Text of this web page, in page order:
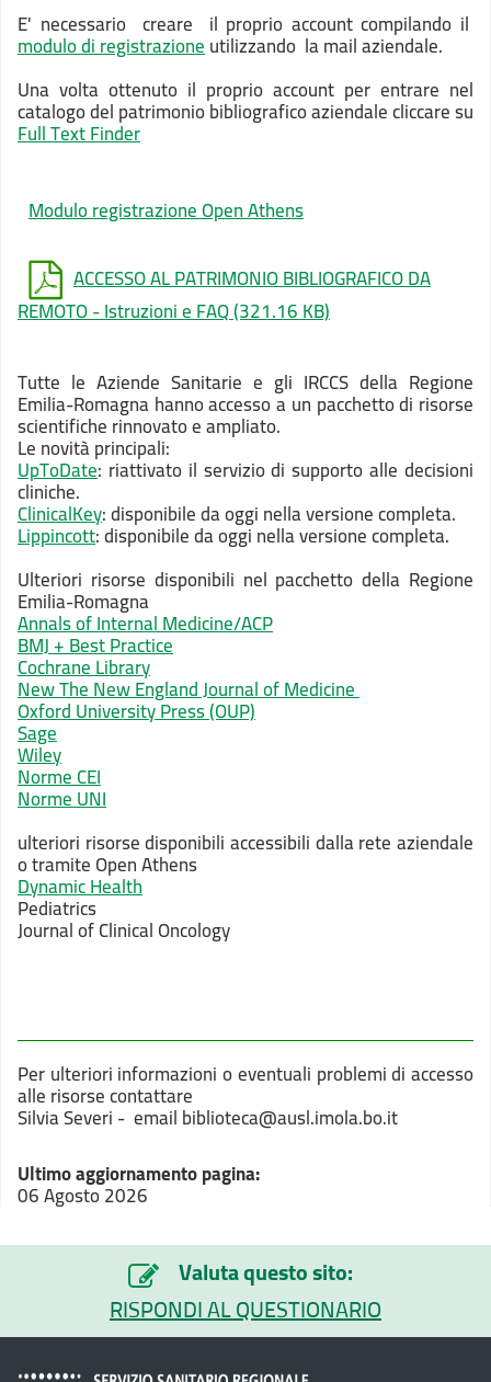
E' necessario creare il proprio account compilando il
modulo di registrazioneutilizzando la mail aziendale.
Una volta ottenuto il proprio account per entrare nel
catalogo del patrimonio bibliografico aziendale cliccare su
Full Text Finder
Modulo registrazione Open Athens
ACCESSO AL PATRIMONIO BIBLIOGRAFICO DA
REMOTO - Istruzioni e FAQ(321.16 KB)
Tutte le Aziende Sanitarie e gli IRCCS della Regione
Emilia-Romagna hanno accesso a un pacchetto di risorse
scientifiche rinnovato e ampliato.
Le novità principali:
UpToDate: riattivato il servizio di supporto alle decisioni
cliniche.
ClinicalKey: disponibile da oggi nellaversione completa.
Lippincott: disponibile da oggi nellaversione completa.
Ulteriori risorse disponibili nel pacchetto della Regione
Emilia-Romagna
Annals of Internal Medicine/ACP
BMJ + Best Practice
Cochrane Library
New The New England Journal of Medicine
Oxford University Press (OUP)
Sage
Wiley
Norme CEI
Norme UNI
ulteriori risorse disponibili accessibili dalla rete aziendale
o tramite Open Athens
Dynamic Health
Pediatrics
Journal of Clinical Oncology
Per ulteriori informazioni o eventuali problemi di accesso
alle risorse contattare
Silvia Severi - email biblioteca@ausl.imola.bo.it
Ultimo aggiornamento pagina:
06 Agosto 2026
Valuta questo sito:
RISPONDI AL QUESTIONARIO